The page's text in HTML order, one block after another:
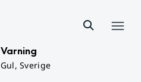
Varning
Gul, Sverige